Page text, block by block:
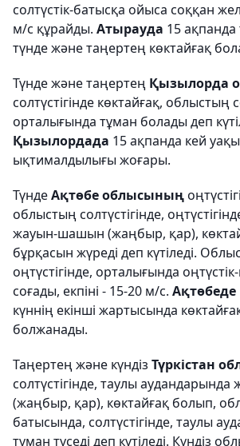
солтүстік-батысқа ойыса соққан
м/с құрайды. Атырауда 15 ақпанда
түнде және таңертең көктайғақ
Түнде және таңертең Қызылорда
солтүстігінде көктайғақ, облыстың
орталығында тұман болады деп
Қызылордада 15 ақпанда кей
ықтималдылығы жоғары.
ТүндеАқтөбе облысының
облыстың солтүстігінде,
жауын-шашын (жаңбыр, қар),
бұрқасын жүреді деп күтіледі.
оңтүстігінде, орталығында
соғады, екпіні - 15-20 м/с. Ақтөбеде
күннің екінші жартысында
болжанады.
Таңертең және күндіз Түркістан
солтүстігінде, таулы
(жаңбыр, қар), көктайғақ болып,
батысында, солтүстігінде, таулы
тұман түседі деп күтіледі. Күндіз